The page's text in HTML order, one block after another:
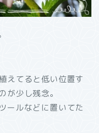
えてると低い位置す
が少し残念。
ールなどに置いてた